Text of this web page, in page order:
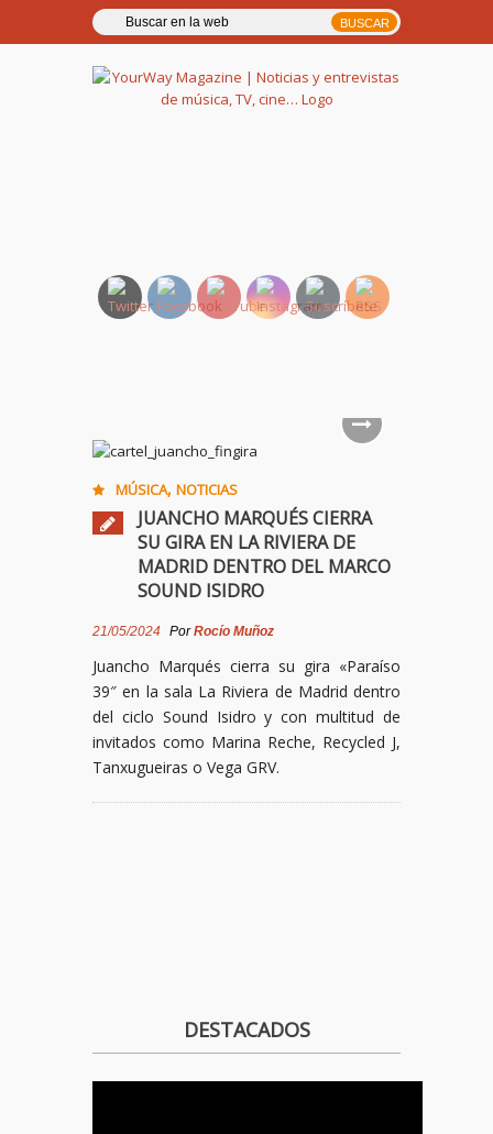
MÚSICA, NOTICIAS
JUANCHO MARQUÉS CIERRA
SU GIRA EN LA RIVIERA DE
MADRID DENTRO DEL MARCO
SOUND ISIDRO
21/05/2024 PorRocío Muñoz
Juancho Marqués cierra su gira «Paraíso
39″ en la sala La Riviera de Madrid dentro
del ciclo Sound Isidro y con multitud de
invitados como Marina Reche, Recycled J,
Tanxugueiras o Vega GRV.
DESTACADOS